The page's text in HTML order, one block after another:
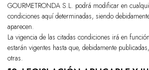
GOURMETRONDA S.L. podrá modificar en
condiciones aquí determinadas, siendo
aparecen.
La vigencia de las citadas condiciones irá en
estarán vigentes hasta que, debidamente
otras.